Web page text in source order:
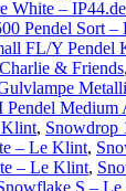
White – IP44.de
Pendel Sort
FL/Y Pendel
& Friends,
Pendel
Klint, Snowdrop
– Le Klint,
– Le Klint,
S –